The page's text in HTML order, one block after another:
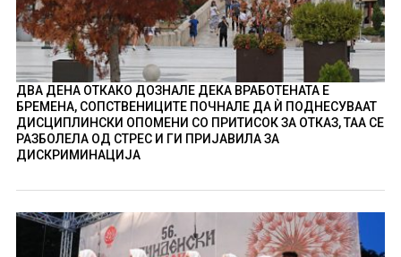
ДВА ДЕНА ОТКАКО ДОЗНАЛЕ ДЕКА ВРАБОТЕНАТА Е
БРЕМЕНА, СОПСТВЕНИЦИТЕ ПОЧНАЛЕ ДА Ѝ ПОДНЕСУВААТ
ДИСЦИПЛИНСКИ ОПОМЕНИ СО ПРИТИСОК ЗА ОТКАЗ, ТАА СЕ
РАЗБОЛЕЛА ОД СТРЕС И ГИ ПРИЈАВИЛА ЗА
ДИСКРИМИНАЦИЈА